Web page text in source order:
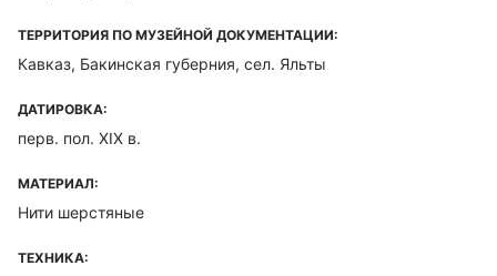
ТЕРРИТОРИЯ ПО МУЗЕЙНОЙ ДОКУМЕНТАЦИИ:
Кавказ, Бакинская губерния, сел. Яльты
ДАТИРОВКА:
перв. пол. XIX в.
МАТЕРИАЛ:
Нити шерстяные
ТЕХНИКА: